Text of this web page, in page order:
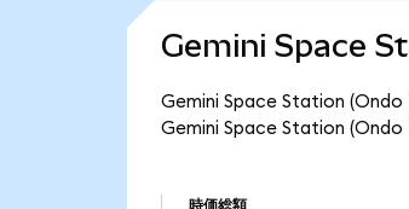
Gemini Space
Gemini Space Station (Ondo
Gemini Space Station (Ondo
時価総額